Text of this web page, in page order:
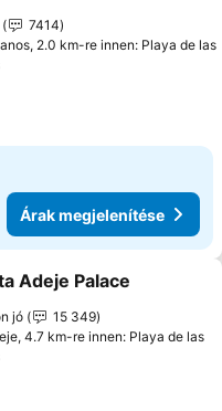
7414
2.0 km-re innen: Playa de las
Árak megjelenítése
a kedvencekhez
Adeje Palace
jó
15 349
4.7 km-re innen: Playa de las